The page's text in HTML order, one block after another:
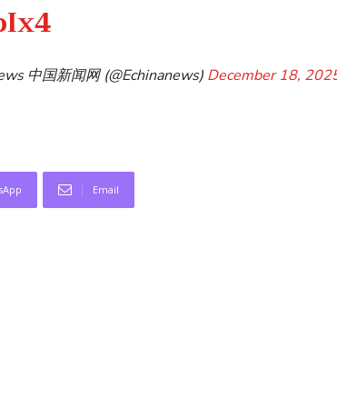
中国新闻网 (@Echinanews) December 18,
Email